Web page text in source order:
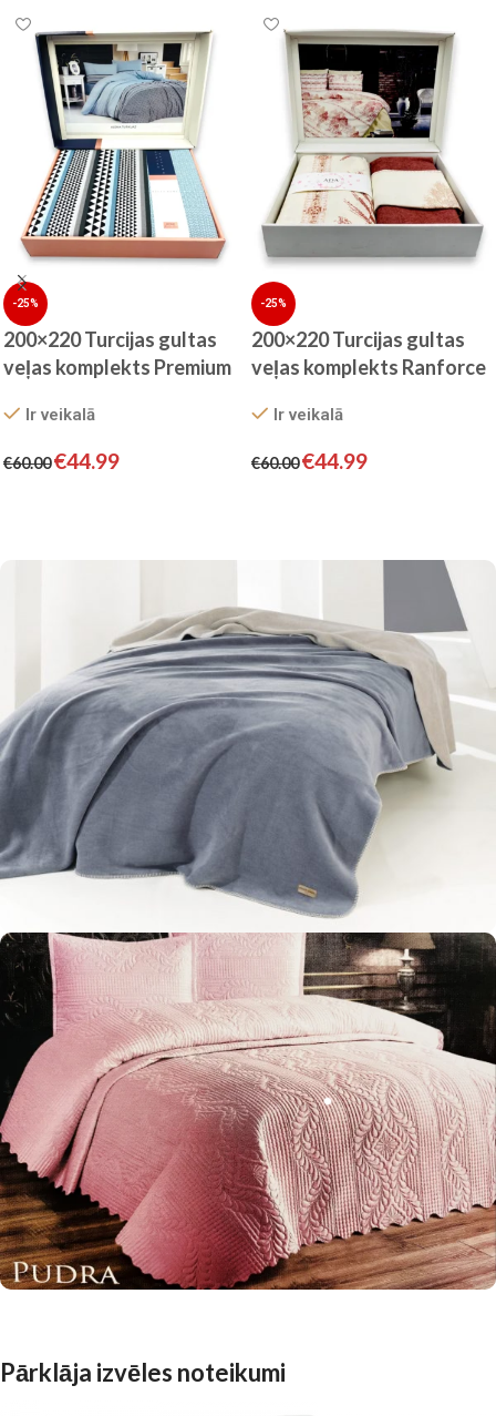
-25%
200×220 Turcijas gultas
veļas komplekts Premium
Ir veikalā
€60.00€44.99
-25%
200×220 Turcijas gultas
veļas komplekts Ranforce
Ir veikalā
€60.00€44.99
Pārklāja izvēles noteikumi